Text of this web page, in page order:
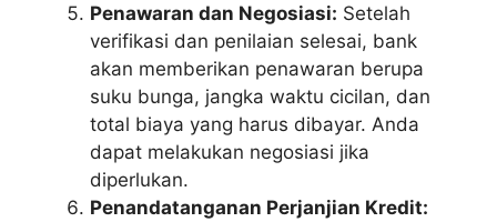
Penawaran dan Negosiasi: Setelah
verifikasi dan penilaian selesai, bank
akan memberikan penawaran berupa
suku bunga, jangka waktu cicilan, dan
total biaya yang harus dibayar. Anda
dapat melakukan negosiasi jika
diperlukan.
Penandatanganan Perjanjian Kredit: